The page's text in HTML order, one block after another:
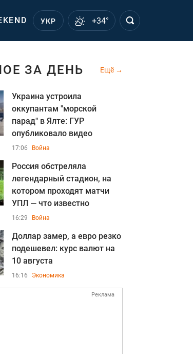
УКР +34°
ЗА ДЕНЬ Ещё
Украина устроила
оккупантам "морской
парад" в Ялте: ГУР
опубликовало видео
17:06 Война
Россия обстреляла
легендарный стадион, на
котором проходят матчи
УПЛ — что известно
16:29 Война
Доллар замер, а евро резко
подешевел: курс валют на
10 августа
16:16 Экономика
Реклама